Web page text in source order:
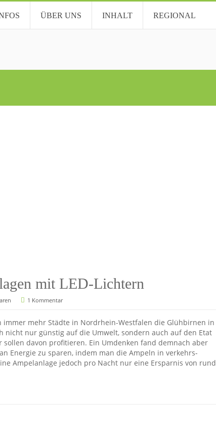
ÜBER UNS INHALT REGIONAL
mit LED-Lichtern
1 Kommentar
mehr Städte in Nordrhein-Westfalen die Glühbirnen in
nicht nur günstig auf die Umwelt, sondern auch auf den Etat
davon profitieren. Ein Umdenken fand demnach aber
Energie zu sparen, indem man die Ampeln in verkehrs-
Ampelanlage jedoch pro Nacht nur eine Ersparnis von rund